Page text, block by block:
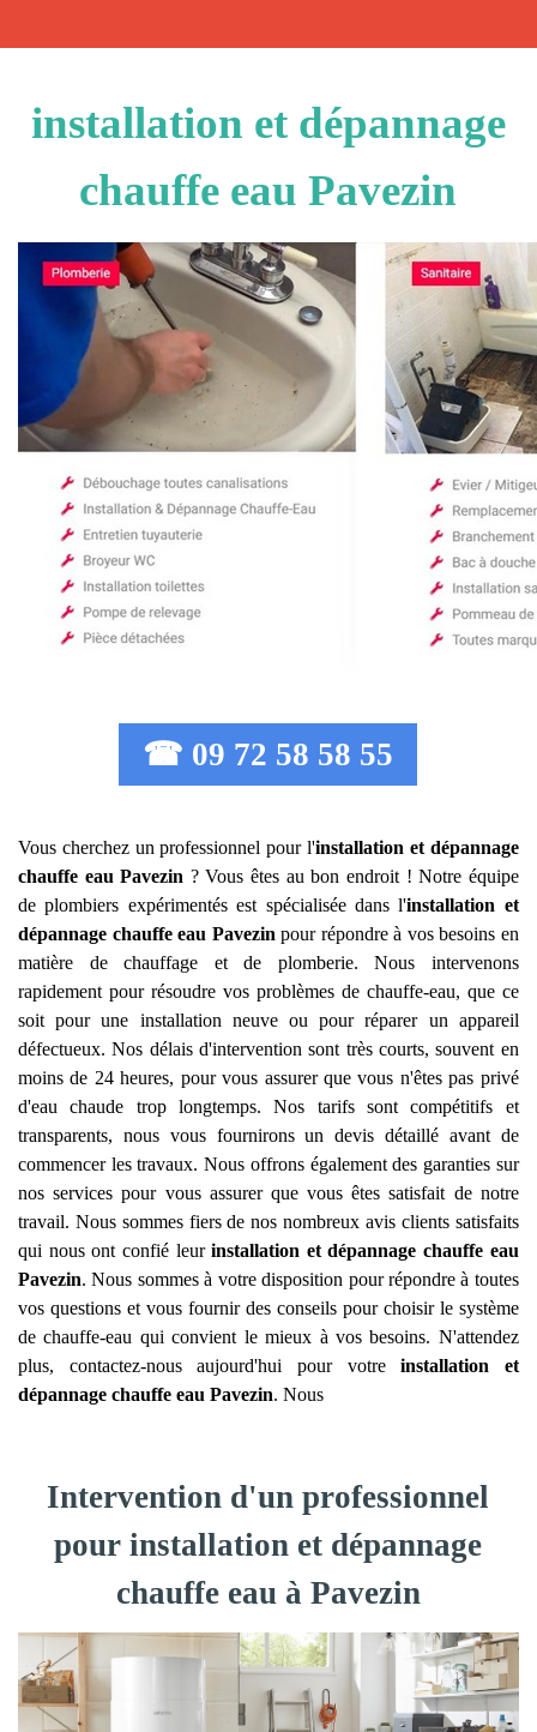
installation et dépannage
chauffe eau Pavezin
☎ 09 72 58 58 55
Vous cherchez un professionnel pour l'installation et dépannage
chauffe eau Pavezin ? Vous êtes au bon endroit ! Notre équipe
de plombiers expérimentés est spécialisée dans l'installation et
dépannage chauffe eau Pavezin pour répondre à vos besoins en
matière de chauffage et de plomberie. Nous intervenons
rapidement pour résoudre vos problèmes de chauffe-eau, que ce
soit pour une installation neuve ou pour réparer un appareil
défectueux. Nos délais d'intervention sont très courts, souvent en
moins de 24 heures, pour vous assurer que vous n'êtes pas privé
d'eau chaude trop longtemps. Nos tarifs sont compétitifs et
transparents, nous vous fournirons un devis détaillé avant de
commencer les travaux. Nous offrons également des garanties sur
nos services pour vous assurer que vous êtes satisfait de notre
travail. Nous sommes fiers de nos nombreux avis clients satisfaits
qui nous ont confié leurinstallation et dépannage chauffe eau
Pavezin. Nous sommes à votre disposition pour répondre à toutes
vos questions et vous fournir des conseils pour choisir le système
de chauffe-eau qui convient le mieux à vos besoins. N'attendez
plus, contactez-nous aujourd'hui pour votreinstallation et
dépannage chauffe eau Pavezin. Nous
Intervention d'un professionnel
pour installation et dépannage
chauffe eau à Pavezin